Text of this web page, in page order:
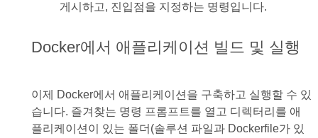
게시하고, 진입점을 지정하는 명령입니다.
Docker에서 애플리케이션 빌드 및 실행
이제 Docker에서 애플리케이션을 구축하고 실행할 수 있
습니다. 즐겨찾는 명령 프롬프트를 열고 디렉터리를 애
플리케이션이 있는 폴더(솔루션 파일과 Dockerfile가 있